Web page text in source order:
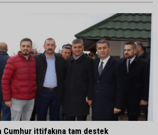
Cumhur ittifakına tam destek